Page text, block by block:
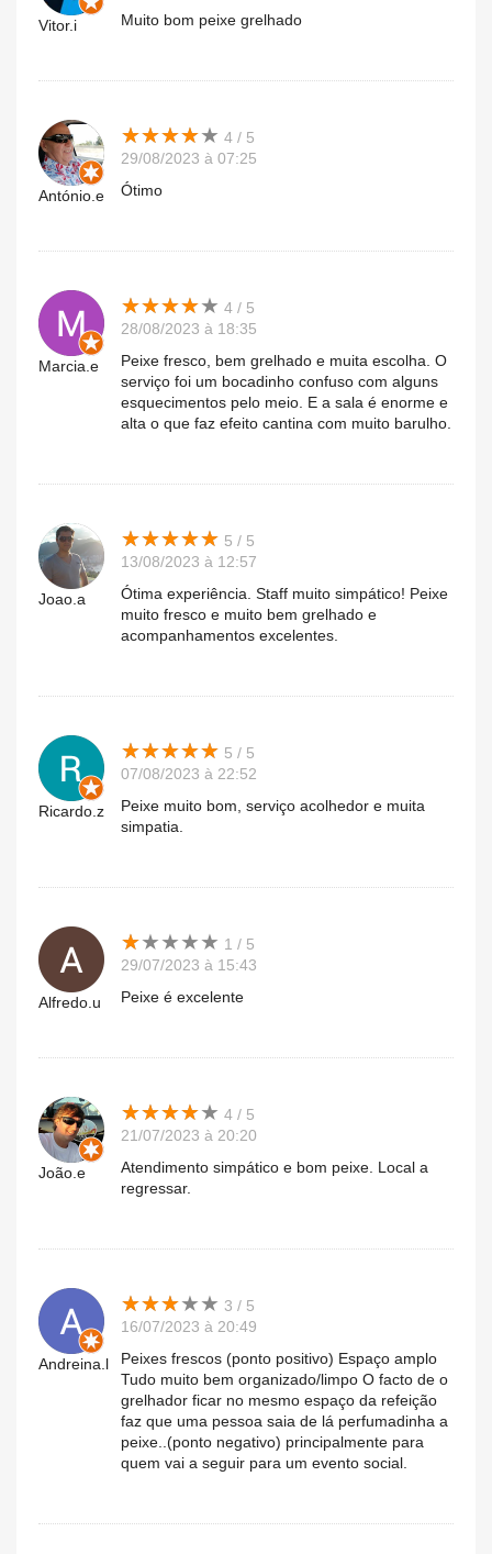
Vitor.i
Muito bom peixe grelhado
António.e
★★★★★
★★★★★ 4 / 5
29/08/2023 à 07:25
Ótimo
Marcia.e
★★★★★
★★★★★ 4 / 5
28/08/2023 à 18:35
Peixe fresco, bem grelhado e muita escolha. O
serviço foi um bocadinho confuso com alguns
esquecimentos pelo meio. E a sala é enorme e
alta o que faz efeito cantina com muito barulho.
Joao.a
★★★★★
★★★★★ 5 / 5
13/08/2023 à 12:57
Ótima experiência. Staff muito simpático! Peixe
muito fresco e muito bem grelhado e
acompanhamentos excelentes.
Ricardo.z
★★★★★
★★★★★ 5 / 5
07/08/2023 à 22:52
Peixe muito bom, serviço acolhedor e muita
simpatia.
Alfredo.u
★★★★★
★★★★★ 1 / 5
29/07/2023 à 15:43
Peixe é excelente
João.e
★★★★★
★★★★★ 4 / 5
21/07/2023 à 20:20
Atendimento simpático e bom peixe. Local a
regressar.
Andreina.l
★★★★★
★★★★★ 3 / 5
16/07/2023 à 20:49
Peixes frescos (ponto positivo) Espaço amplo
Tudo muito bem organizado/limpo O facto de o
grelhador ficar no mesmo espaço da refeição
faz que uma pessoa saia de lá perfumadinha a
peixe..(ponto negativo) principalmente para
quem vai a seguir para um evento social.